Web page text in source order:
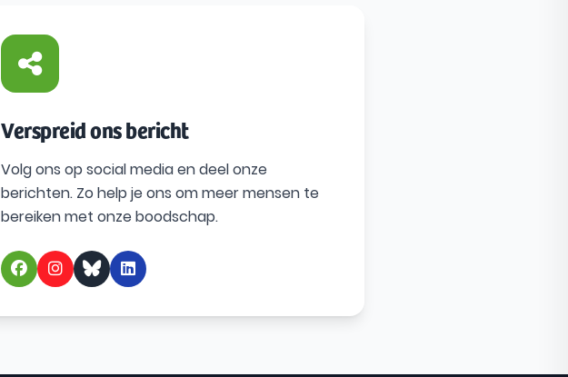
Verspreid ons bericht
Volg ons op social media en deel onze
berichten. Zo help je ons om meer mensen te
bereiken met onze boodschap.